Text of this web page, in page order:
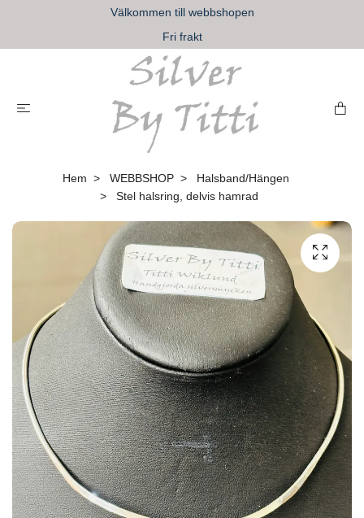
Välkommen till webbshopen
Fri frakt
Hem WEBBSHOP
Halsband/Hängen
Stel halsring, delvis hamrad